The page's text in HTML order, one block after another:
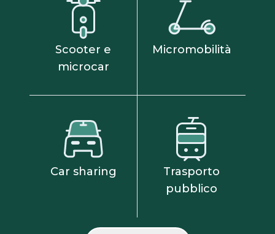
Scooter e
microcar
Micromobilità
Car sharing
Trasporto
pubblico